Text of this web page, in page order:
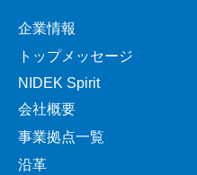
企業情報
トップメッセージ
NIDEK Spirit
会社概要
事業拠点一覧
沿革